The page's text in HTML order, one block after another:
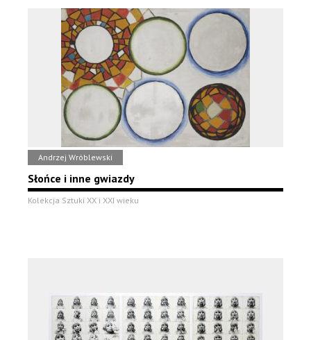
Andrzej Wróblewski
Słońce i inne gwiazdy
Kolekcja Sztuki XX i XXI wieku